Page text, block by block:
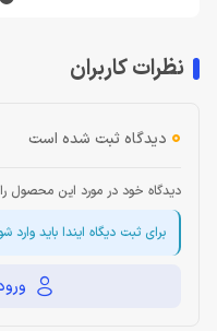
نظرات کاربران
0 دیدگاه ثبت شده است
دیدگاه خود در مورد این محصول
برای ثبت دیگاه ایندا باید وارد